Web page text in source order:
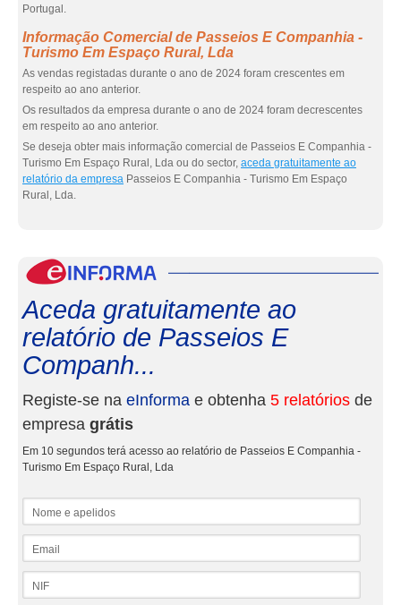
Portugal.
Informação Comercial de Passeios E Companhia -
Turismo Em Espaço Rural, Lda
As vendas registadas durante o ano de 2024 foram crescentes em
respeito ao ano anterior.
Os resultados da empresa durante o ano de 2024 foram decrescentes
em respeito ao ano anterior.
Se deseja obter mais informação comercial de Passeios E Companhia -
Turismo Em Espaço Rural, Lda ou do sector, aceda gratuitamente ao
relatório da empresa Passeios E Companhia - Turismo Em Espaço
Rural, Lda.
Aceda gratuitamente ao
relatório de Passeios E
Companh...
Registe-se na eInforma e obtenha 5 relatórios de
empresa grátis
Em 10 segundos terá acesso ao relatório de Passeios E Companhia -
Turismo Em Espaço Rural, Lda